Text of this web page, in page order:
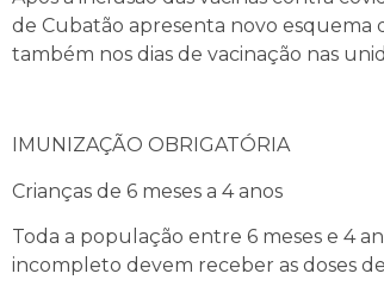
de Cubatão apresenta novo esquema
também nos dias de vacinação nas
IMUNIZAÇÃO OBRIGATÓRIA
Crianças de 6 meses a 4 anos
Toda a população entre 6 meses e 4
incompleto devem receber as doses